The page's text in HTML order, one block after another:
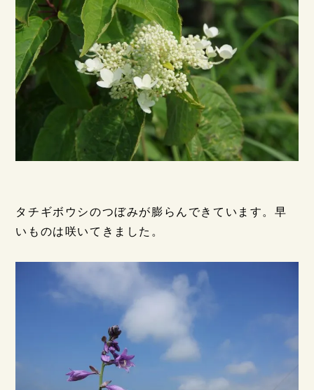
タチギボウシのつぼみが膨らんできています。早
いものは咲いてきました。